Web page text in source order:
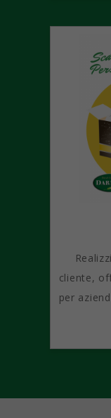
cliente,
per